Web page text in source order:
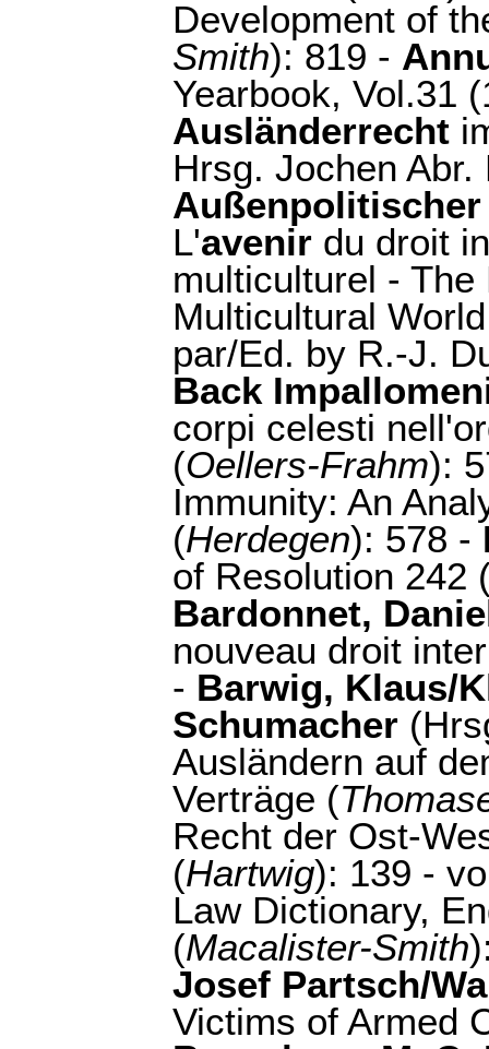
Development of
Smith): 819 -
Yearbook, Vol.31
Ausländerrecht
Hrsg. Jochen Abr.
Außenpolitischer
L'avenir du droit
multiculturel -
Multicultural
par/Ed. by R.-J.
Back
corpi celesti
(Oellers-Frahm):
Immunity: An
(Herdegen): 578 -
of Resolution 242
Bardonnet,
nouveau droit
- Barwig, Klaus/
Schumacher
Ausländern auf
Verträge (
Recht der Ost-
(Hartwig): 139 -
Law Dictionary,
(Macalister-Smith
Josef Partsch/
Victims of Armed